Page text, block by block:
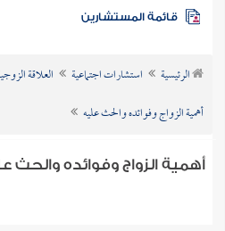
الاستشارة
الرئيسية استشارات اجتماعية
العلاقة
أهمية الزواج وفوائده والحث عليه
أهمية الزواج وفوائده والحث